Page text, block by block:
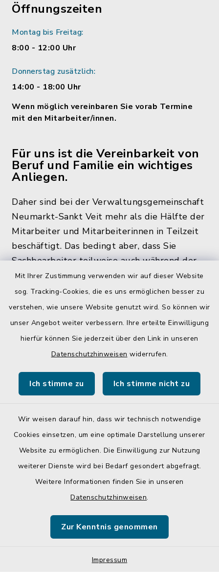
Mit Ihrer Zustimmung verwenden wir auf dieser Website
sog. Tracking-Cookies, die es uns ermöglichen besser zu
verstehen, wie unsere Website genutzt wird. So können wir
unser Angebot weiter verbessern. Ihre erteilte Einwilligung
hierfür können Sie jederzeit über den Link in unseren
Datenschutzhinweisen widerrufen.
Ich stimme zu Ich stimme nicht zu
Wir weisen darauf hin, dass wir technisch notwendige
Cookies einsetzen, um eine optimale Darstellung unserer
Website zu ermöglichen. Die Einwilligung zur Nutzung
weiterer Dienste wird bei Bedarf gesondert abgefragt.
Weitere Informationen finden Sie in unseren
Datenschutzhinweisen.
Zur Kenntnis genommen
Impressum
Öffnungszeiten
Montag bis Freitag:
8:00 - 12:00 Uhr
Donnerstag zusätzlich:
14:00 - 18:00 Uhr
Wenn möglich vereinbaren Sie vorab Termine
mit den Mitarbeiter/innen.
Für uns ist die Vereinbarkeit von
Beruf und Familie ein wichtiges
Anliegen.
Daher sind bei der Verwaltungsgemeinschaft
Neumarkt-Sankt Veit mehr als die Hälfte der
Mitarbeiter und Mitarbeiterinnen in Teilzeit
beschäftigt. Das bedingt aber, dass Sie
Sachbearbeiter teilweise auch während der
üblichen Bürozeiten und zu den
Öffnungszeiten, nicht im Rathaus antreffen.
Quicklinks
Landratsamt Mühldorf a. Inn
Barrierefreiheit
Sitemap